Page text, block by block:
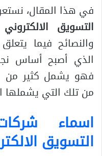
في هذا المقال،
التسويق الالكتروني
والنصائح فيما
الذي أصبح أساس
فهو يشمل كثير من
من تلك التي يشملها
اسماء
التسويق